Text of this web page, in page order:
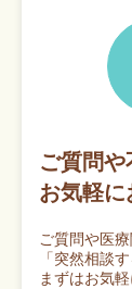
ご質問や
お気軽に
ご質問や医療
「突然相談
まずはお気